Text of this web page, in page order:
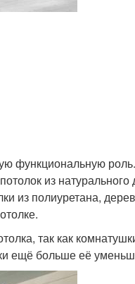
функциональную
из
из полиуретана,
так как
ещё больше её